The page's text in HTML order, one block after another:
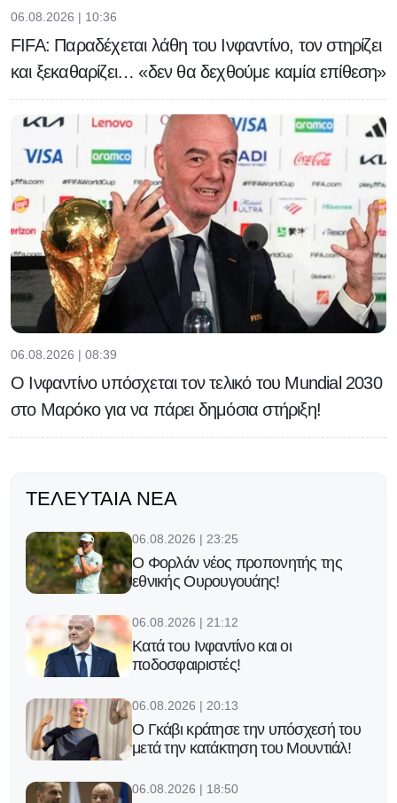
06.08.2026 | 10:36
FIFA: Παραδέχεται λάθη του Ινφαντίνο, τον στηρίζει
και ξεκαθαρίζει… «δεν θα δεχθούμε καμία επίθεση»
06.08.2026 | 08:39
Ο Ινφαντίνο υπόσχεται τον τελικό του Μundial 2030
στο Μαρόκο για να πάρει δημόσια στήριξη!
ΤΕΛΕΥΤΑΊΑ ΝΈΑ
06.08.2026 | 23:25
Ο Φορλάν νέος προπονητής της
εθνικής Ουρουγουάης!
06.08.2026 | 21:12
Κατά του Ινφαντίνο και οι
ποδοσφαιριστές!
06.08.2026 | 20:13
Ο Γκάβι κράτησε την υπόσχεσή του
μετά την κατάκτηση του Μουντιάλ!
06.08.2026 | 18:50